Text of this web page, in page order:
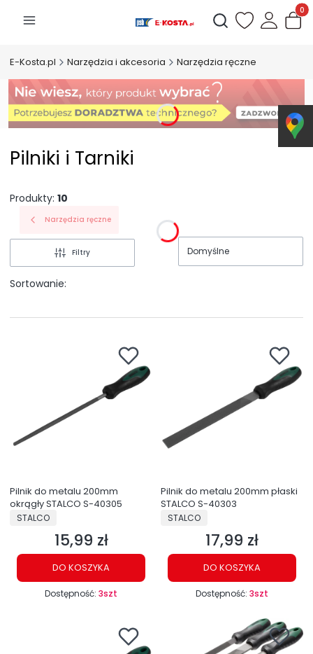
Otwórz wyszukiwarkę
E-Kosta.pl Narzędzia i akcesoria Narzędzia ręczne
Pilniki i Tarniki
Produkty: 10
Narzędzia ręczne
Filtry
Sortowanie:
Domyślne
Pilnik do metalu 200mm
okrągły STALCO S-40305
PRODUCENT
STALCO
Cena
15,99 zł
DO KOSZYKA
Dostępność: 3szt
Pilnik do metalu 200mm płaski
STALCO S-40303
PRODUCENT
STALCO
Cena
17,99 zł
DO KOSZYKA
Dostępność: 3szt